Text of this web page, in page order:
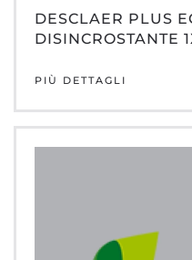
DESCLAER PLUS
DISINCROSTANTE
PIÙ DETTAGLI